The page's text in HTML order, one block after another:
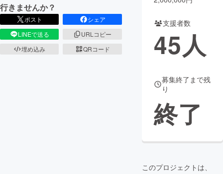
CAMPFIREふるさと納税
コミュニティ
行きませんか？
ポスト
シェア
LINEで送る
URLコピー
埋め込み
QRコード
支援者数
45人
募集終了まで残
り
終了
このプロジェクトは、